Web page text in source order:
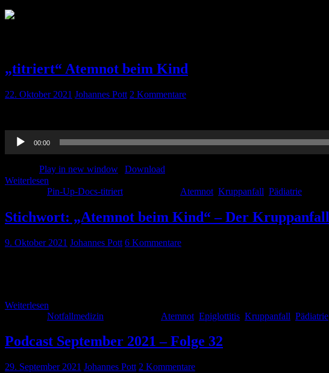
„titriert“ Atemnot beim Kind
22. Oktober 2021 Johannes Pott 2 Kommentare
Audio-
Player
00:00
Play in new window
Download
Weiterlesen
Pin-Up-Docs-titriert Atemnot Kruppanfall Pädiatrie
Stichwort: „Atemnot beim Kind“ – Der Kruppanfall
9. Oktober 2021 Johannes Pott 6 Kommentare
Weiterlesen
Notfallmedizin Atemnot Epiglottitis Kruppanfall Pädiatrie
Podcast September 2021 – Folge 32
29. September 2021 Johannes Pott 2 Kommentare